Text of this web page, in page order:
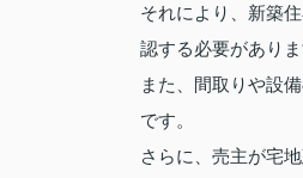
それにより、新築
認する必要がありま
また、間取りや設
です。
さらに、売主が宅